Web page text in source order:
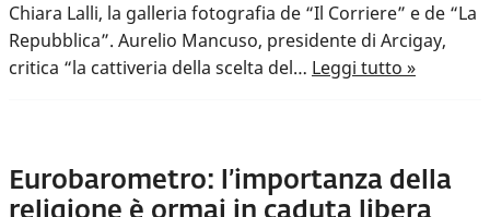
Chiara Lalli, la galleria fotografia de “Il Corriere” e de “La
Repubblica”. Aurelio Mancuso, presidente di Arcigay,
critica “la cattiveria della scelta del… Leggi tutto »
Eurobarometro: l’importanza della